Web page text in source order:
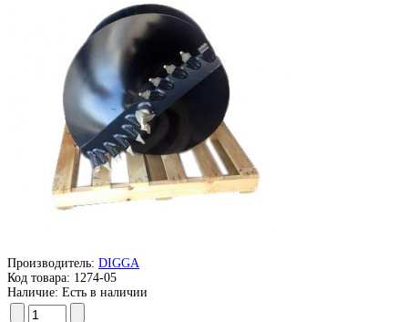
Производитель: DIGGA
Код товара: 1274-05
Наличие: Есть в наличии